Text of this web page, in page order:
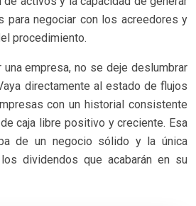
para negociar con los acreedores y
procedimiento.
empresa, no se deje deslumbrar
directamente al estado de flujos
con un historial consistente
caja libre positivo y creciente. Esa
de un negocio sólido y la única
dividendos que acabarán en su